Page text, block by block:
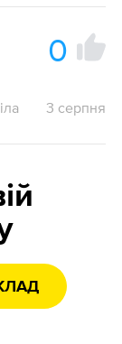
0
3 серпня